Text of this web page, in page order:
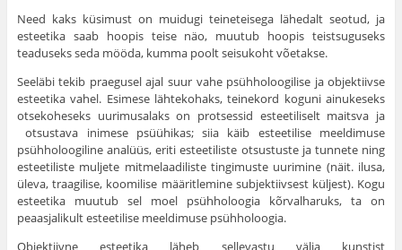
Need kaks küsimust on muidugi teineteisega lähedalt seotud, ja
esteetika saab hoopis teise näo, muutub hoopis teistsuguseks
teaduseks seda mööda, kumma poolt seisu­koht võetakse.
Seeläbi tekib praegusel ajal suur vahe psühholoogilise ja objektiivse
esteetika vahel. Esimese lähtekohaks, teinekord koguni ainukeseks
otsekoheseks uurimusalaks on protsessid esteetiliselt maitsva ja
otsustava inimese psüühikas; siia käib esteetilise meeldimuse
psühholoogiline analüüs, eriti esteetiliste otsustuste ja tunnete ning
esteetiliste muljete mitmelaadiliste tingimuste uurimine (näit. ilusa,
üleva, traagilise, koomilise määritlemine subjektiivsest küljest). Kogu
esteetika muutub sel moel psühholoogia kõrvalharuks, ta on
peaasjalikult esteetilise meeldimuse psühholoogia.
Objektiivne esteetika läheb sellevastu välja kunstist